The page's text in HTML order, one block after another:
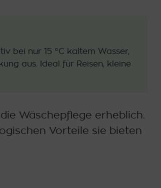
bei nur 15 °C kaltem Wasser,
aus. Ideal für Reisen, kleine
Wäschepflege erheblich.
Vorteile sie bieten